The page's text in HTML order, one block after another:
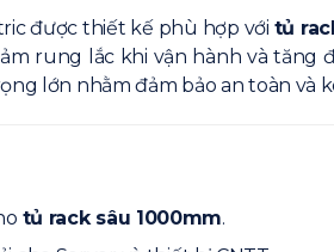
được thiết kế phù hợp với tủ
rung lắc khi vận hành và tăng
lớn nhằm đảm bảo an toàn và
tủ rack sâu 1000mm.